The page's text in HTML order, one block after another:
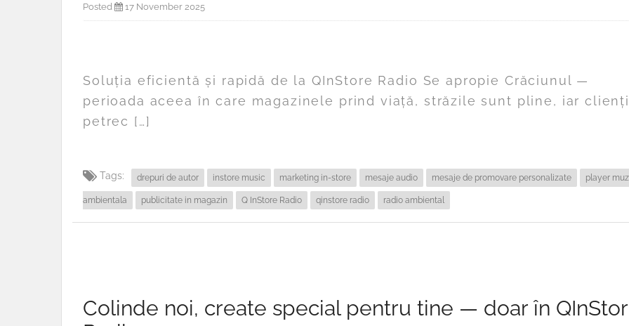
Posted 17 November 2025
Soluția eficientă și rapidă de la QInStore Radio Se apropie Crăciunul —
perioada aceea în care magazinele prind viață, străzile sunt pline, iar
petrec […]
Tags: drepuri de autor instore music marketing in-store mesaje audio mesaje de promovare personalizate player
ambientala publicitate in magazin Q InStore Radio qinstore radio radio ambiental
Colinde noi, create special pentru tine — doar în